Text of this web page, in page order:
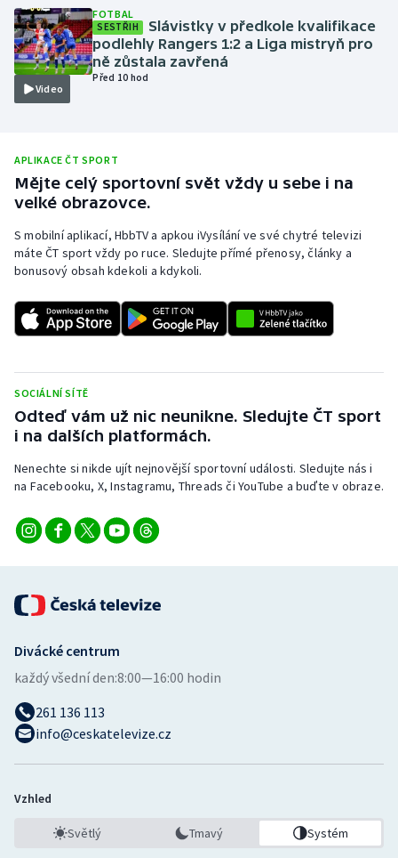
Motorsport
Olympijské hry
Plavání
Ragby
Rychlobruslení
Short track
Sportovní střelba
Stolní tenis
Triatlon
Vodní slalom
Volejbal
Ostatní
Video
FOTBAL
SESTŘIH
Slávistky v předkole kvalifikace
podlehly Rangers 1:2 a Liga mistryň pro
ně zůstala zavřená
Před 10 hod
APLIKACE ČT SPORT
Mějte celý sportovní svět vždy u sebe i na
velké obrazovce.
S mobilní aplikací, HbbTV a apkou iVysílání ve své chytré televizi
máte ČT sport vždy po ruce. Sledujte přímé přenosy, články a
bonusový obsah kdekoli a kdykoli.
SOCIÁLNÍ SÍTĚ
Odteď vám už nic neunikne. Sledujte ČT sport
i na dalších platformách.
Nenechte si nikde ujít nejnovější sportovní události. Sledujte nás i
na Facebooku, X, Instagramu, Threads či YouTube a buďte v obraze.
Divácké centrum
každý všední den:8:00—16:00 hodin
261 136 113
info@ceskatelevize.cz
Vzhled
Světlý Tmavý Systém